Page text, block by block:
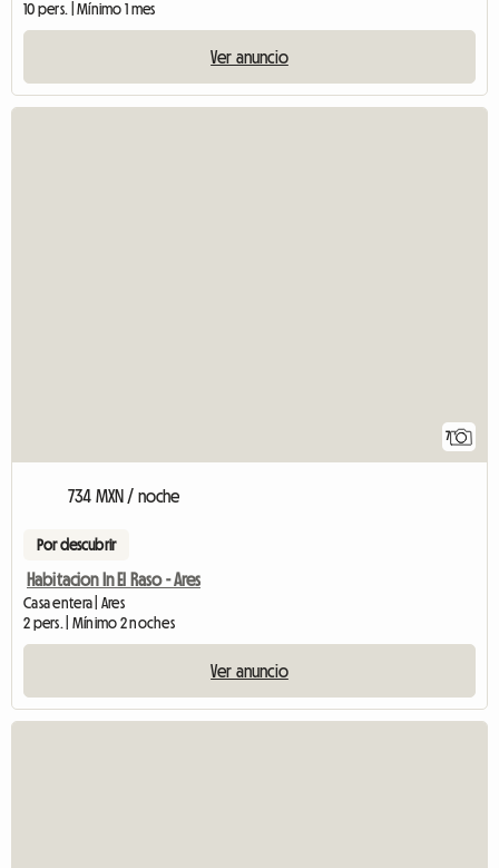
10 pers. | Mínimo 1 mes
Ver anuncio
7
734 MXN / noche
Por descubrir
Habitacion In El Raso - Ares
Casa entera | Ares
2 pers. | Mínimo 2 noches
Ver anuncio